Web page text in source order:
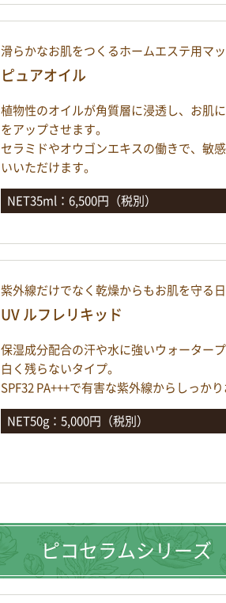
滑らかなお肌をつくるホームエステ用マ
ピュアオイル
植物性のオイルが角質層に浸透し、お肌
をアップさせます。
セラミドやオウゴンエキスの働きで、敏
いいただけます。
NET35ml：6,500円（税別）
紫外線だけでなく乾燥からもお肌を守る
UV ルフレリキッド
保湿成分配合の汗や水に強いウォーター
白く残らないタイプ。
SPF32 PA+++で有害な紫外線からしっかり
NET50g：5,000円（税別）
ピコセラムシリーズ